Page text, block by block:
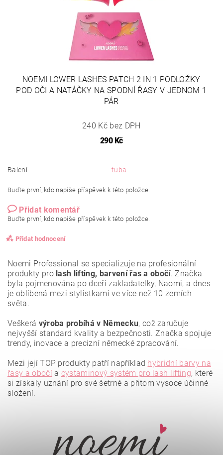
NOEMI LOWER LASHES PATCH 2 IN 1 PODLOŽKY
POD OČI A NATÁČKY NA SPODNÍ ŘASY V JEDNOM 1
PÁR
240 Kč bez DPH
290 Kč
Balení tuba
Buďte první, kdo napíše příspěvek k této položce.
Přidat komentář
Buďte první, kdo napíše příspěvek k této položce.
Přidat hodnocení
Vložením hodnocení souhlasíte se
Noemi Professional se specializuje na profesionální
produkty pro lash lifting, barvení řas a obočí. Značka
byla pojmenována po dceři zakladatelky, Naomi, a dnes
je oblíbená mezi stylistkami ve více než 10 zemích
světa.
Veškerá výroba probíhá v Německu, což zaručuje
nejvyšší standard kvality a bezpečnosti. Značka spojuje
trendy, inovace a precizní německé zpracování.
Mezi její TOP produkty patří například hybridní barvy na
řasy a obočía cystaminový systém pro lash lifting, které
si získaly uznání pro své šetrné a přitom vysoce účinné
složení.